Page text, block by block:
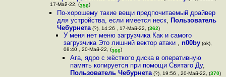
17-Май-22, (356)
По-хорошему такие вещи предпочитаемый драйвер
для устройства, если имеется неск, Пользователь
Чебурнета(?), 14:26 , 17-Май-22, (362)
У меня нет меню загрузчика Как и самого
загрузчика Это лишний вектор атаки , n00by(ok),
08:40 , 20-Май-22, (366)
Ага, ядро с жёсткого диска в оперативную
память копируется при помощи Святаго Ду,
Пользователь Чебурнета (?), 19:56 , 20-Май-22, (370)